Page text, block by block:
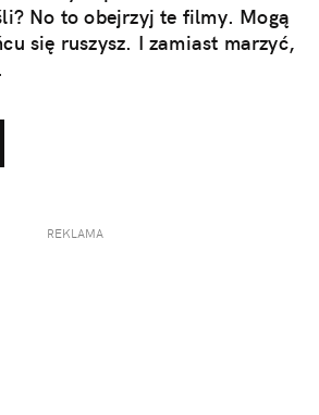
No to obejrzyj te filmy. Mogą
się ruszysz. I zamiast marzyć,
REKLAMA